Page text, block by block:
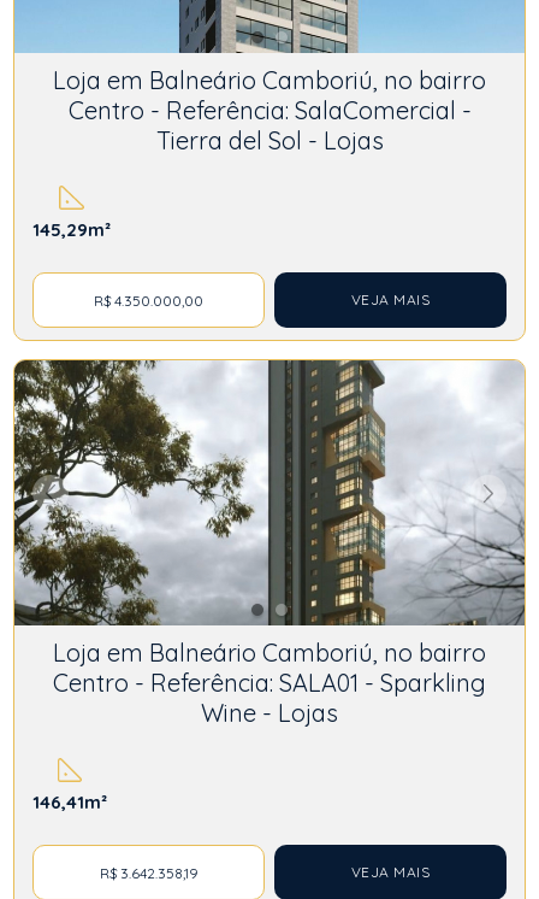
Loja em Balneário Camboriú, no bairro
Centro - Referência: SalaComercial -
Tierra del Sol - Lojas
145,29m²
R$ 4.350.000,00 VEJA MAIS
Loja em Balneário Camboriú, no bairro
Centro - Referência: SALA01 - Sparkling
Wine - Lojas
146,41m²
R$ 3.642.358,19 VEJA MAIS